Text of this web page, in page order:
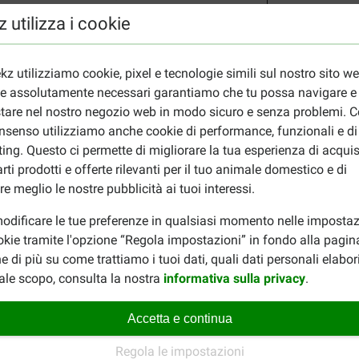
utilizza i cookie
utilizziamo cookie, pixel e tecnologie simili sul nostro sito
assolutamente necessari garantiamo che tu possa navigare e
nel nostro negozio web in modo sicuro e senza problemi.
utilizziamo anche cookie di performance, funzionali e di
Questo ci permette di migliorare la tua esperienza di
prodotti e offerte rilevanti per il tuo animale domestico e di
meglio le nostre pubblicità ai tuoi interessi.
le tue preferenze in qualsiasi momento nelle
tramite l'opzione “Regola impostazioni” in fondo alla
di più su come trattiamo i tuoi dati, quali dati personali
scopo, consulta la nostra informativa sulla privacy.
Accetta e continua
Regola le impostazioni
5
mista secco-umido
da 363 g
Dose di crocchette (g)
15
55
45
75
195
200
295
385
8 g per kg di peso
bene la confezione. La data di scadenza si trova sulla